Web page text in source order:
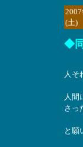
(土)
◆
人そ
人間
さっ
と願